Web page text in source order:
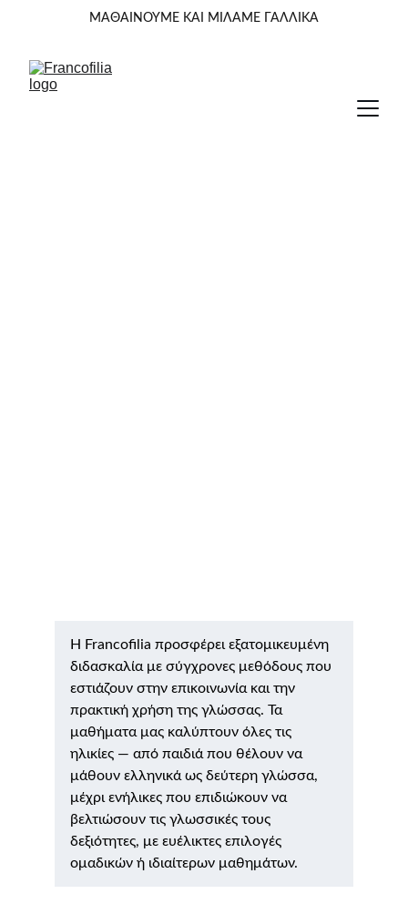
ΜΑΘΑΙΝΟΥΜΕ ΚΑΙ ΜΙΛΑΜΕ ΓΑΛΛΙΚΑ
Η Francofilia προσφέρει εξατομικευμένη
διδασκαλία με σύγχρονες μεθόδους που
εστιάζουν στην επικοινωνία και την
πρακτική χρήση της γλώσσας. Τα
μαθήματα μας καλύπτουν όλες τις
ηλικίες — από παιδιά που θέλουν να
μάθουν ελληνικά ως δεύτερη γλώσσα,
μέχρι ενήλικες που επιδιώκουν να
βελτιώσουν τις γλωσσικές τους
δεξιότητες, με ευέλικτες επιλογές
ομαδικών ή ιδιαίτερων μαθημάτων.